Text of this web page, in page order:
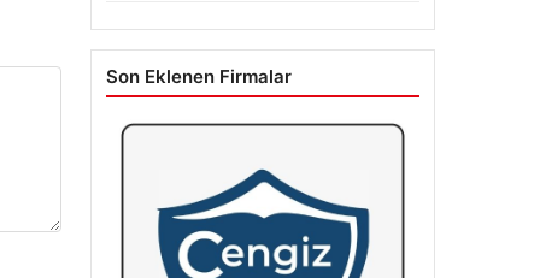
Son Eklenen Firmalar